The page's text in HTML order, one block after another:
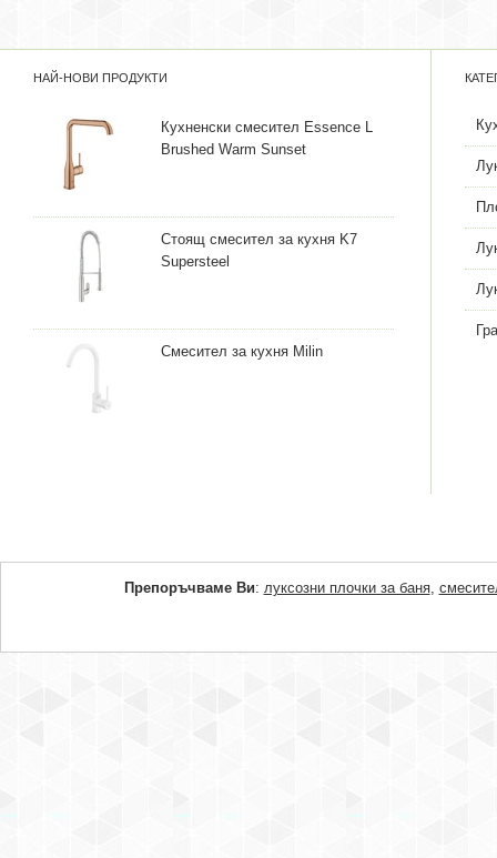
НАЙ-НОВИ ПРОДУКТИ
Кухненски смесител Essence L
Brushed Warm Sunset
Стоящ смесител за кухня K7
Supersteel
Смесител за кухня Milin
Препоръчваме Ви: луксозни плочки за баня,